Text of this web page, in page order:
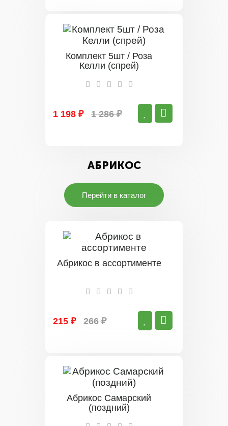
Комплект 5шт / Роза
Келли (спрей)
1 198 ₽ 1 286 ₽
АБРИКОС
Перейти в каталог
Абрикос в ассортименте
215 ₽ 266 ₽
Абрикос Самарский
(поздний)